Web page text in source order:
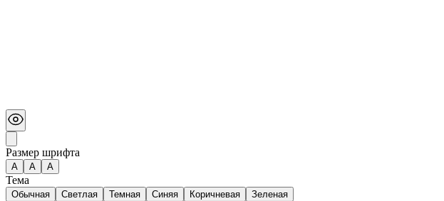
Размер шрифта
А A A
Тема
Обычная Светлая Темная Синяя Коричневая Зеленая